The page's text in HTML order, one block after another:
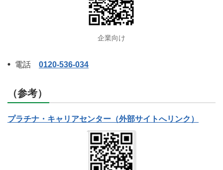
企業向け
電話 0120-536-034
（参考）
プラチナ・キャリアセンター（外部サイトへリンク）